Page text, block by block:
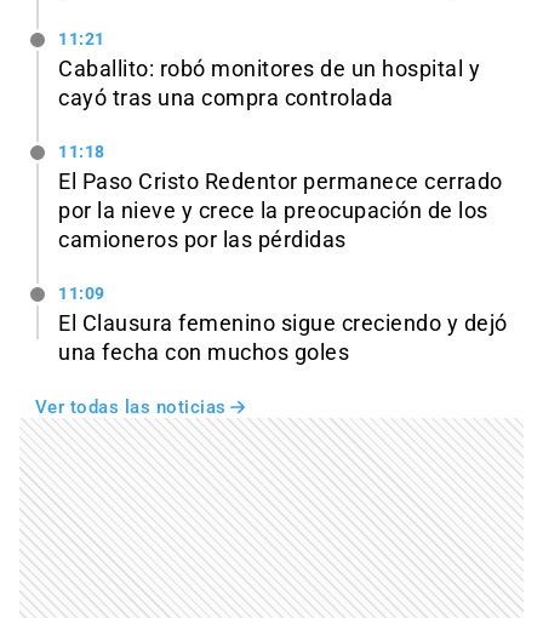
11:21
Caballito: robó monitores de un hospital y
cayó tras una compra controlada
11:18
El Paso Cristo Redentor permanece cerrado
por la nieve y crece la preocupación de los
camioneros por las pérdidas
11:09
El Clausura femenino sigue creciendo y dejó
una fecha con muchos goles
Ver todas las noticias